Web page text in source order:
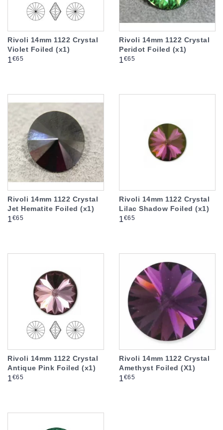
Rivoli 14mm 1122 Crystal
Violet Foiled (x1)
Prix
1€65
Rivoli 14mm 1122 Crystal
Peridot Foiled (x1)
Prix
1€65
Rivoli 14mm 1122 Crystal
Jet Hematite Foiled (x1)
Prix
1€65
Rivoli 14mm 1122 Crystal
Lilac Shadow Foiled (x1)
Prix
1€65
Rivoli 14mm 1122 Crystal
Antique Pink Foiled (x1)
Prix
1€65
Rivoli 14mm 1122 Crystal
Amethyst Foiled (X1)
Prix
1€65